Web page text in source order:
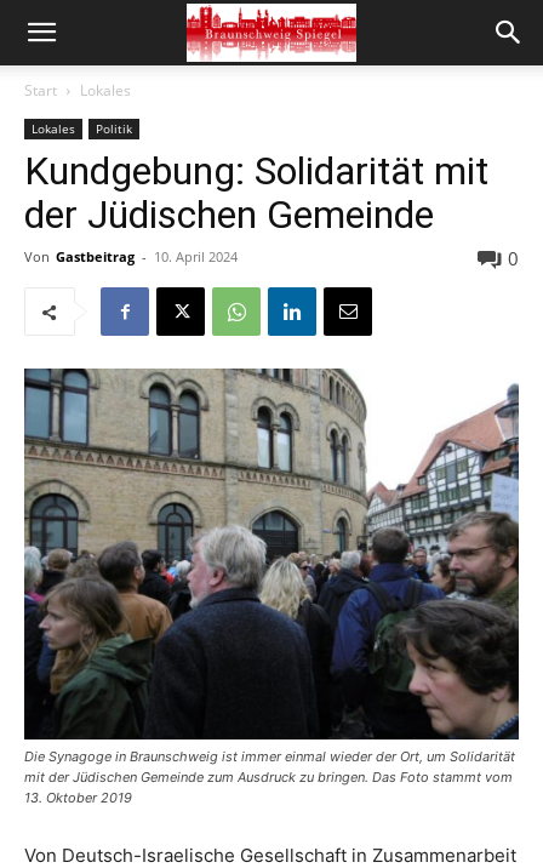
Start Lokales
Lokales Politik
Kundgebung: Solidarität mit
der Jüdischen Gemeinde
Von Gastbeitrag - 10. April 2024 0
Die Synagoge in Braunschweig ist immer einmal wieder der Ort, um Solidarität
mit der Jüdischen Gemeinde zum Ausdruck zu bringen. Das Foto stammt vom
13. Oktober 2019
Von Deutsch-Israelische Gesellschaft in Zusammenarbeit